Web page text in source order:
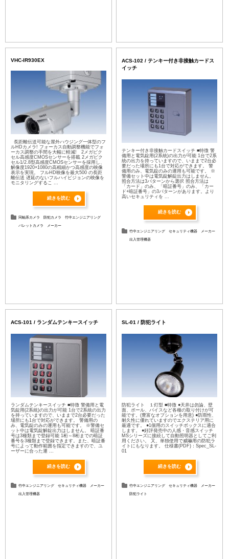
VHC-IR930EX
長距離伝送可能な屋外ハウジング一体型のフ
ルHDカメラ! フォーカス自動調整機能でフォ
ーカス調整の手間を大幅に軽減! 2メガピク
セル高感度CMOSセンサーを搭載 2メガピク
セル1/2.8型高感度CMOSセンサーを採用し、
解像度1920×1080の高精細かつ高感度の映像
表示を実現。 フルHD映像を最大500 の長距
離伝送 遅延のないフルハイビジョンの映像を
モニタリングするこ ...
続きを読む
同軸系カメラ 防犯カメラ 竹中エンジニアリング
バレットカメラ メーカー
ACS-102 / テンキー付き非接触カードス
イッチ
テンキー付き非接触カードスイッチ ■特徴 警
備用と電気錠用(2系統)の出力が可能 1台で2系
統の出力を持っていますので、いままで2台必
要だった場所にも1台で対応ができます。 警
備用のみ、電気錠のみの運用も可能です。 ※
警備セット中は電気錠解錠出力はしません。
照合方法は3パターンから選択 照合方法は
「カード」のみ、「暗証番号」のみ、「カー
ド+暗証番号」の3パターンがあります。より
高いセキュリティを ...
続きを読む
竹中エンジニアリング セキュリティ機器 メーカー
出入管理機器
ACS-101 / ランダムテンキースイッチ
ランダムテンキースイッチ ■特徴 警備用と電
気錠用(2系統)の出力が可能 1台で2系統の出力
を持っていますので、いままで2台必要だった
場所にも1台で対応ができます。 警備用の
み、電気錠のみの運用も可能です。 ※警備セ
ット中は電気錠解錠出力はしません。 暗証番
号は3種類まで登録可能 1桁～8桁までの暗証
番号を3種類まで登録できます。また、暗証番
号によって動作範囲を指定できますので、ユ
ーザーに合った運 ...
続きを読む
竹中エンジニアリング セキュリティ機器 メーカー
出入管理機器
SL-01 / 防犯ライト
防犯ライト １灯型 ■特徴 ●天井は勿論、壁
面、ポール、バイスなど各種の取り付けが可
能です。(豊富なオプションを用意) ●防雨性、
耐久性に優れていますのでエクステリア用に
最適です。 ●1個用のスイッチボックスに適合
します。 ●好評発売中の人感・音感スイッチ
MSシリーズに接続して自動照明器としてご利
用ください。 又、単独使用で威嚇用の防犯ラ
イトにもなります。 仕様書(PDF)：Spec_SL-
01
続きを読む
竹中エンジニアリング セキュリティ機器 メーカー
防犯ライト